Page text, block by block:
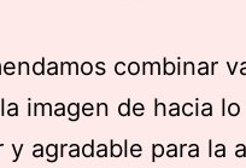
combinar
imagen de hacia
y agradable para la